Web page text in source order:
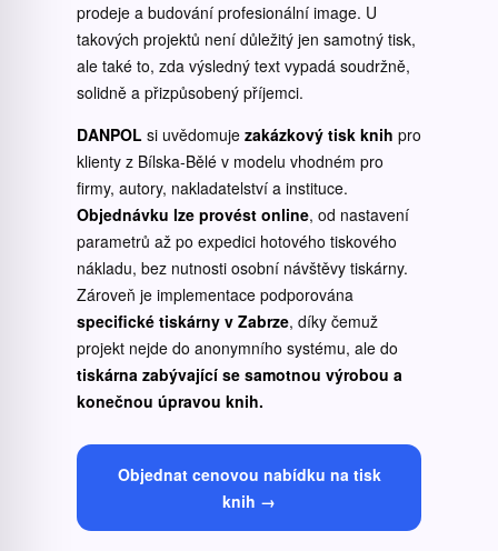
prodeje a budování profesionální image. U
takových projektů není důležitý jen samotný tisk,
ale také to, zda výsledný text vypadá soudržně,
solidně a přizpůsobený příjemci.
DANPOL si uvědomuje zakázkový tisk knih pro
klienty z Bílska-Bělé v modelu vhodném pro
firmy, autory, nakladatelství a instituce.
Objednávku lze provést online, od nastavení
parametrů až po expedici hotového tiskového
nákladu, bez nutnosti osobní návštěvy tiskárny.
Zároveň je implementace podporována
specifické tiskárny v Zabrze, díky čemuž
projekt nejde do anonymního systému, ale do
tiskárna zabývající se samotnou výrobou a
konečnou úpravou knih.
Objednat cenovou nabídku na tisk
knih →